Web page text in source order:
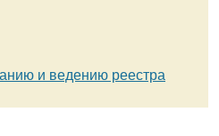
и ведению реестра